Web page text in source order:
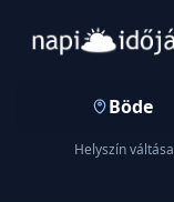
Böde
Helyszín váltása